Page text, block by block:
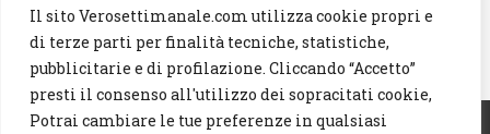
Il sito Verosettimanale.com utilizza cookie propri e
di terze parti per finalità tecniche, statistiche,
pubblicitarie e di profilazione. Cliccando “Accetto”
presti il consenso all'utilizzo dei sopracitati cookie,
Potrai cambiare le tue preferenze in qualsiasi
Artisti (241)
News(238)
Cerca